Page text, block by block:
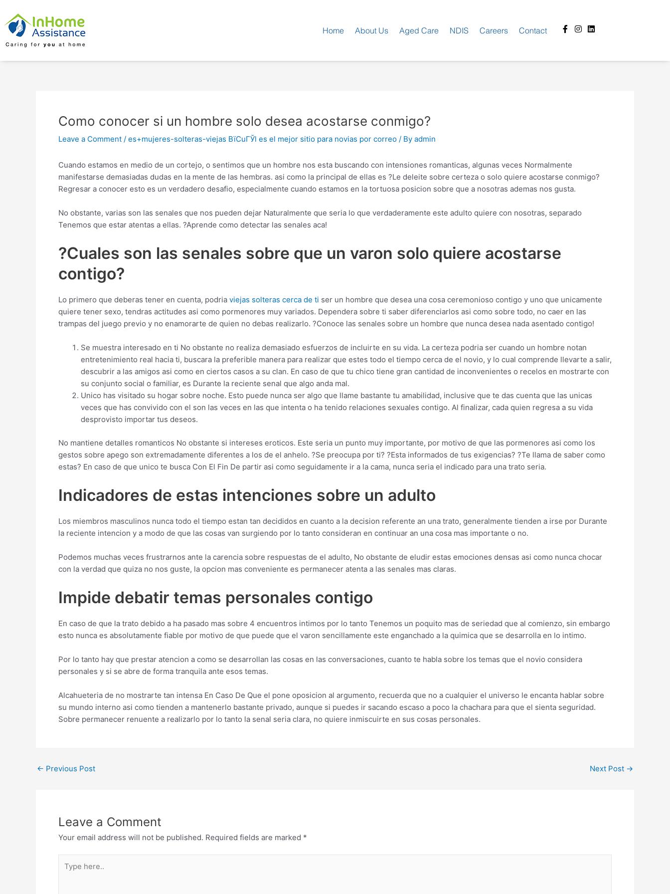
content
Home About Us Aged Care NDIS Careers Contact
Facebook-
f
Instagram
Linkedin
Como conocer si un hombre solo desea acostarse conmigo?
Leave a Comment / es+mujeres-solteras-viejas ВїCuГЎl es el mejor sitio para novias por correo / By admin
Cuando estamos en medio de un cortejo, o sentimos que un hombre nos esta buscando con intensiones romanticas, algunas veces Normalmente
manifestarse demasiadas dudas en la mente de las hembras. asi­ como la principal de ellas es ?Le deleite sobre certeza o solo quiere acostarse conmigo?
Regresar a conocer esto es un verdadero desafio, especialmente cuando estamos en la tortuosa posicion sobre que a nosotras ademas nos gusta.
No obstante, varias son las senales que nos pueden dejar Naturalmente que seri­a lo que verdaderamente este adulto quiere con nosotras, separado
Tenemos que estar atentas a ellas. ?Aprende como detectar las senales aca!
?Cuales son las senales sobre que un varon solo quiere acostarse
contigo?
Lo primero que deberas tener en cuenta, podri­a viejas solteras cerca de ti ser un hombre que desea una cosa ceremonioso contigo y uno que unicamente
quiere tener sexo, tendras actitudes asi­ como pormenores muy variados. Dependera sobre ti saber diferenciarlos asi­ como sobre todo, no caer en las
trampas del juego previo y no enamorarte de quien no debas realizarlo. ?Conoce las senales sobre un hombre que nunca desea nada asentado contigo!
Se muestra interesado en ti No obstante no realiza demasiado esfuerzos de incluirte en su vida. La certeza podri­a ser cuando un hombre notan
entretenimiento real hacia ti, buscara la preferible manera para realizar que estes todo el tiempo cerca de el novio, y lo cual comprende llevarte a salir,
descubrir a las amigos asi­ como en ciertos casos a su clan. En caso de que tu chico tiene gran cantidad de inconvenientes o recelos en mostrarte con
su conjunto social o familiar, es Durante la reciente senal que algo anda mal.
Unico has visitado su hogar sobre noche. Esto puede nunca ser algo que llame bastante tu amabilidad, inclusive que te das cuenta que las unicas
veces que has convivido con el son las veces en las que intenta o ha tenido relaciones sexuales contigo. Al finalizar, cada quien regresa a su vida
desprovisto importar tus deseos.
No mantiene detalles romanticos No obstante si intereses eroticos. Este seri­a un punto muy importante, por motivo de que las pormenores asi­ como los
gestos sobre apego son extremadamente diferentes a los de el anhelo. ?Se preocupa por ti? ?Esta informados de tus exigencias? ?Te llama de saber como
estas? En caso de que unico te busca Con El Fin De partir asi­ como seguidamente ir a la cama, nunca seri­a el indicado para una trato seria.
Indicadores de estas intenciones sobre un adulto
Los miembros masculinos nunca todo el tiempo estan tan decididos en cuanto a la decision referente an una trato, generalmente tienden a irse por Durante
la reciente intencion y a modo de que las cosas van surgiendo por lo tanto consideran en continuar an una cosa mas importante o no.
Podemos muchas veces frustrarnos ante la carencia sobre respuestas de el adulto, No obstante de eludir estas emociones densas asi­ como nunca chocar
con la verdad que quiza no nos guste, la opcion mas conveniente es permanecer atenta a las senales mas claras.
Impide debatir temas personales contigo
En caso de que la trato debido a ha pasado mas sobre 4 encuentros intimos por lo tanto Tenemos un poquito mas de seriedad que al comienzo, sin embargo
esto nunca es absolutamente fiable por motivo de que puede que el varon sencillamente este enganchado a la quimica que se desarrolla en lo intimo.
Por lo tanto hay que prestar atencion a como se desarrollan las cosas en las conversaciones, cuanto te habla sobre los temas que el novio considera
personales y si se abre de forma tranquila ante esos temas.
Alcahueteria de no mostrarte tan intensa En Caso De Que el pone oposicion al argumento, recuerda que no a cualquier el universo le encanta hablar sobre
su mundo interno asi­ como tienden a mantenerlo bastante privado, aunque si puedes ir sacando escaso a poco la chachara para que el sienta seguridad.
Sobre permanecer renuente a realizarlo por lo tanto la senal seri­a clara, no quiere inmiscuirte en sus cosas personales.
navigation
← Previous Post Next Post →
Leave a Comment
Your email address will not be published. Required fields are marked *
here..